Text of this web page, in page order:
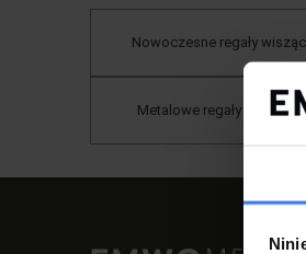
Nowoczesne regały
Metalowe regały do